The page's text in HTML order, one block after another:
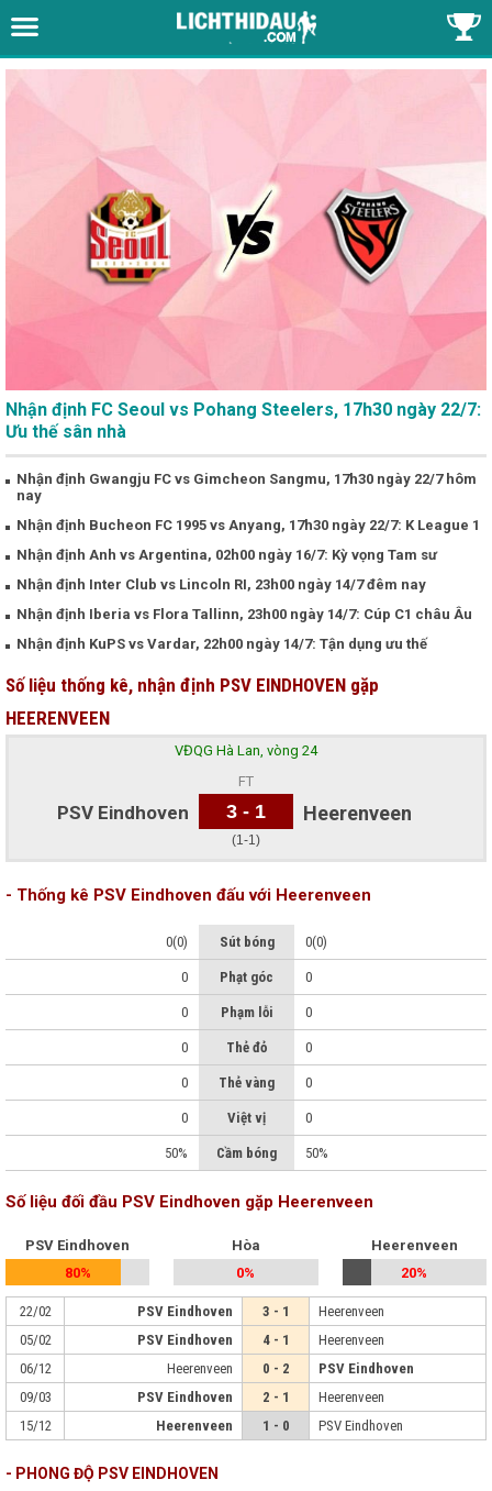
Nhận định FC Seoul vs Pohang Steelers, 17h30 ngày 22/7:
Ưu thế sân nhà
Nhận định Gwangju FC vs Gimcheon Sangmu, 17h30 ngày 22/7 hôm
nay
Nhận định Bucheon FC 1995 vs Anyang, 17h30 ngày 22/7: K League 1
Nhận định Anh vs Argentina, 02h00 ngày 16/7: Kỳ vọng Tam sư
Nhận định Inter Club vs Lincoln RI, 23h00 ngày 14/7 đêm nay
Nhận định Iberia vs Flora Tallinn, 23h00 ngày 14/7: Cúp C1 châu Âu
Nhận định KuPS vs Vardar, 22h00 ngày 14/7: Tận dụng ưu thế
Số liệu thống kê, nhận định PSV EINDHOVEN gặp
HEERENVEEN
VĐQG Hà Lan, vòng 24
PSV Eindhoven
FT
3 - 1
(1-1)
Heerenveen
- Thống kê PSV Eindhoven đấu với Heerenveen
0(0) Sút bóng 0(0)
0 Phạt góc 0
0 Phạm lỗi 0
0 Thẻ đỏ 0
0 Thẻ vàng 0
0 Việt vị 0
50% Cầm bóng 50%
Số liệu đối đầu PSV Eindhoven gặp Heerenveen
PSV Eindhoven
80%
Hòa
0%
Heerenveen
20%
22/02 PSV Eindhoven 3 - 1
Heerenveen
05/02
PSV Eindhoven 4 - 1
Heerenveen
06/12
Heerenveen 0 - 2
PSV Eindhoven
09/03
PSV Eindhoven 2 - 1
Heerenveen
15/12
Heerenveen 1 - 0 PSV Eindhoven
- PHONG ĐỘ PSV EINDHOVEN